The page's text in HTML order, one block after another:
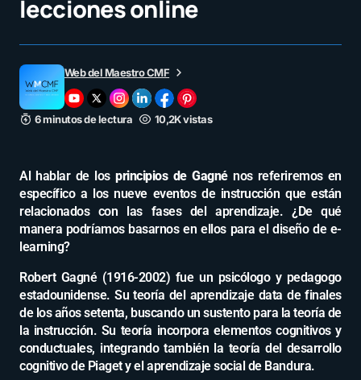
lecciones online
Web del Maestro CMF
6 minutos de lectura 10,2K vistas
Al hablar de losprincipios de Gagnénos referiremos en
específico a los nueve eventos de instrucción que están
relacionados con las fases del aprendizaje. ¿De qué
manera podríamos basarnos en ellos para el diseño de e-
learning?
Robert Gagné (1916-2002) fue un psicólogo y pedagogo
estadounidense. Su teoría del aprendizaje data de finales
de los años setenta, buscando un sustento para la teoría de
la instrucción. Su teoría incorpora elementos cognitivos y
conductuales, integrando también la teoría del desarrollo
cognitivo de Piaget y el aprendizaje social de Bandura.